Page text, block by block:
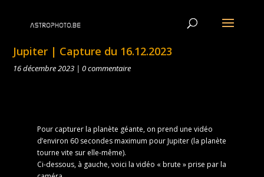
Jupiter | Capture du 16.12.2023
16 décembre 2023 |0 commentaire
Pour capturer la planète géante, on prend une vidéo
d’environ 60 secondes maximum pour Jupiter (la planète
tourne vite sur elle-même).
Ci-dessous, à gauche, voici la vidéo « brute » prise par la